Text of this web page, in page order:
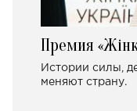
Премия
Истории силы,
меняют страну.